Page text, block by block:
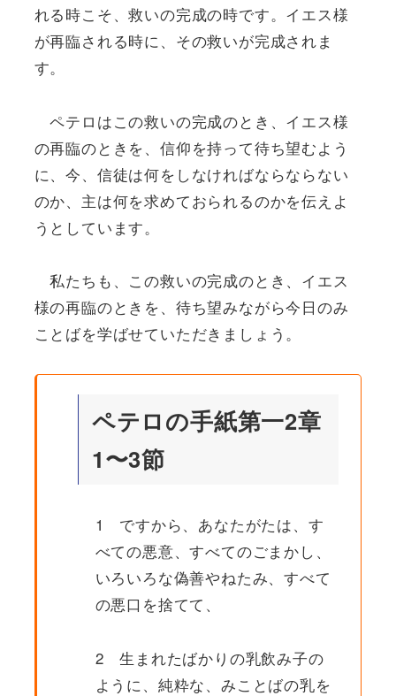
れる時こそ、救いの完成の時です。イエス様
が再臨される時に、その救いが完成されま
す。
ペテロはこの救いの完成のとき、イエス様
の再臨のときを、信仰を持って待ち望むよう
に、今、信徒は何をしなければならならない
のか、主は何を求めておられるのかを伝えよ
うとしています。
私たちも、この救いの完成のとき、イエス
様の再臨のときを、待ち望みながら今日のみ
ことばを学ばせていただきましょう。
ペテロの手紙第一2章
1〜3節
1 ですから、あなたがたは、す
べての悪意、すべてのごまかし、
いろいろな偽善やねたみ、すべて
の悪口を捨てて、
2 生まれたばかりの乳飲み子の
ように、純粋な、みことばの乳を